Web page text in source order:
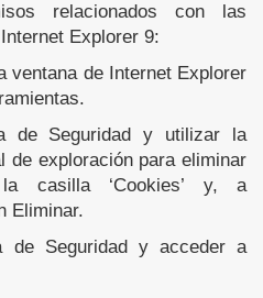
relacionados con las
Explorer 9:
ventana de Internet Explorer
de Seguridad y utilizar la
de exploración para eliminar
casilla ‘Cookies’ y, a
Eliminar.
de Seguridad y acceder a